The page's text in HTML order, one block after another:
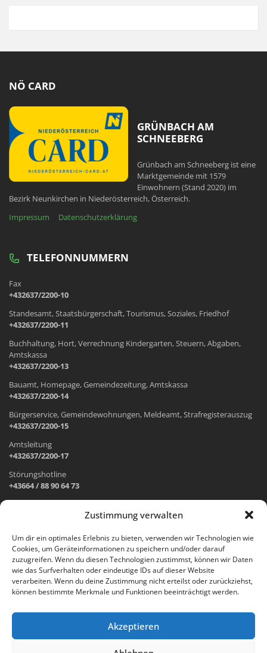
Zustimmung verwalten
Um dir ein optimales Erlebnis zu bieten, verwenden wir Technologien wie
Cookies, um Geräteinformationen zu speichern und/oder darauf
zuzugreifen. Wenn du diesen Technologien zustimmst, können wir Daten
wie das Surfverhalten oder eindeutige IDs auf dieser Website
verarbeiten. Wenn du deine Zustimmung nicht erteilst oder zurückziehst,
können bestimmte Merkmale und Funktionen beeinträchtigt werden.
Akzeptieren
NÖ CARD
GRÜNBACH AM
SCHNEEBERG
Grünbach am Schneeberg ist eine
Marktgemeinde mit 1579
Einwohnern (Stand 2020) im
Bezirk Neunkirchen in Niederösterreich, Österreich.
Impressum
Datenschutzerklärung
TELEFONNUMMERN
Fax
+432637/2200-10
Standesamt, Staatsbürgerschaft, Tourismus, Soziales, Friedhof
+432637/2200-11
Buchhaltung, Hort, Verrechnung Kindergarten, Steuern, Abgaben,
Amtskassa
+432637/2200-13
Bauamt, Homepage, Gemeindezeitung, Amtskassa
+432637/2200-14
Bürgerservice, Gemeindewohnungen, Meldeamt, Strafregisterauszug
+432637/2200-15
Amtsleitung
+432637/2200-17
Störungshotline
+43664 / 88 90 64 73
Wr. Neustädter Straße 1
2733 Grünbach am Schneeberg
Öffnungszeiten Gemeindeamt:
Montag: 8.00 – 12.00 Uhr und 14.00 – 18.00 Uhr
Freitag: 8.00 – 12.00 Uhr
Email: